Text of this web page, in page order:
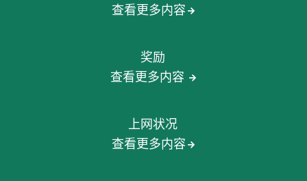
查看更多内容
奖励
查看更多内容
上网状况
查看更多内容